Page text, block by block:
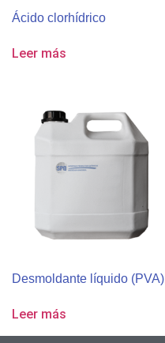
Ácido clorhídrico
Leer más
Desmoldante líquido (PVA)
Leer más